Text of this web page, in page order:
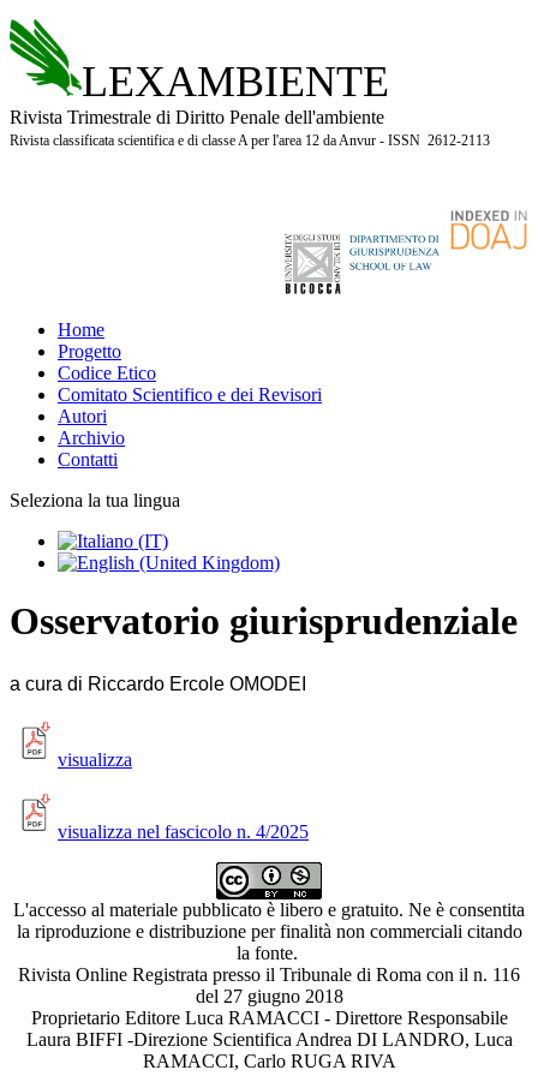
LEXAMBIENTE
Rivista Trimestrale di Diritto Penale dell'ambiente
Rivista classificata scientifica e di classe A per l'area 12 da Anvur - ISSN 2612-2113
Home
Progetto
Codice Etico
Comitato Scientifico e dei Revisori
Autori
Archivio
Contatti
Seleziona la tua lingua
Osservatorio giurisprudenziale
a cura di Riccardo Ercole OMODEI
visualizza
visualizza nel fascicolo n. 4/2025
L'accesso al materiale pubblicato è libero e gratuito. Ne è consentita
la riproduzione e distribuzione per finalità non commerciali citando
la fonte.
Rivista Online Registrata presso il Tribunale di Roma con il n. 116
del 27 giugno 2018
Proprietario Editore Luca RAMACCI - Direttore Responsabile
Laura BIFFI -Direzione Scientifica Andrea DI LANDRO, Luca
RAMACCI, Carlo RUGA RIVA